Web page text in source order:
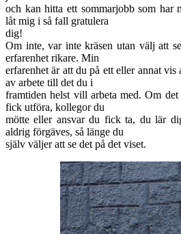
och kan hitta ett sommarjobb som har
låt mig i så fall gratulera
dig!
Om inte, var inte kräsen utan välj att
erfarenhet rikare. Min
erfarenhet är att du på ett eller annat
av arbete till det du i
framtiden helst vill arbeta med. Om
fick utföra, kollegor du
mötte eller ansvar du fick ta, du lär
aldrig förgäves, så länge du
själv väljer att se det på det viset.